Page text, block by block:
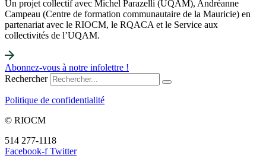
Un projet collectif avec Michel Parazelli (UQAM), Andréanne
Campeau (Centre de formation communautaire de la Mauricie) en
partenariat avec le RIOCM, le RQACA et le Service aux
collectivités de l’UQAM.
Abonnez-vous à notre infolettre !
Rechercher
Politique de confidentialité
© RIOCM
514 277-1118
Facebook-f Twitter